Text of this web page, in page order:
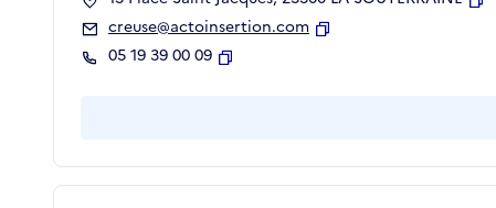
creuse@actoinsertion.com
05 19 39 00 09